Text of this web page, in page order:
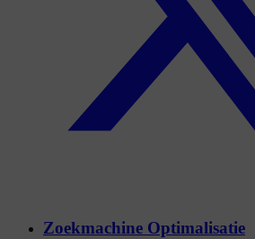
Zoekmachine Optimalisatie